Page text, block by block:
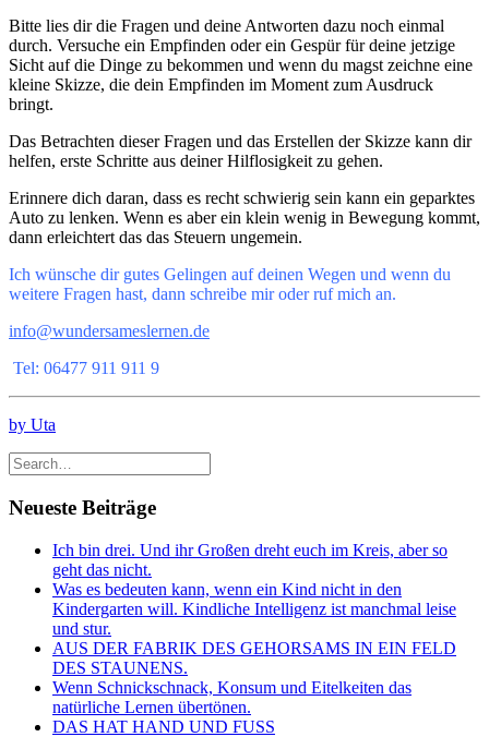
Bitte lies dir die Fragen und deine Antworten dazu noch einmal
durch. Versuche ein Empfinden oder ein Gespür für deine jetzige
Sicht auf die Dinge zu bekommen und wenn du magst zeichne eine
kleine Skizze, die dein Empfinden im Moment zum Ausdruck
bringt.
Das Betrachten dieser Fragen und das Erstellen der Skizze kann dir
helfen, erste Schritte aus deiner Hilflosigkeit zu gehen.
Erinnere dich daran, dass es recht schwierig sein kann ein geparktes
Auto zu lenken. Wenn es aber ein klein wenig in Bewegung kommt,
dann erleichtert das das Steuern ungemein.
Ich wünsche dir gutes Gelingen auf deinen Wegen und wenn du
weitere Fragen hast, dann schreibe mir oder ruf mich an.
info@wundersameslernen.de
Tel: 06477 911 911 9
by Uta
Neueste Beiträge
Ich bin drei. Und ihr Großen dreht euch im Kreis, aber so
geht das nicht.
Was es bedeuten kann, wenn ein Kind nicht in den
Kindergarten will. Kindliche Intelligenz ist manchmal leise
und stur.
AUS DER FABRIK DES GEHORSAMS IN EIN FELD
DES STAUNENS.
Wenn Schnickschnack, Konsum und Eitelkeiten das
natürliche Lernen übertönen.
DAS HAT HAND UND FUSS